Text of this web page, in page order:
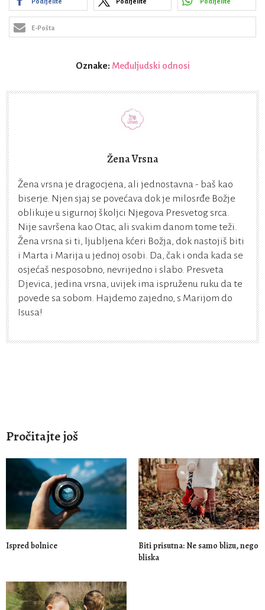
Podijelite Podijelite Podijelite
E-Pošta
Oznake: Međuljudski odnosi
Žena Vrsna
Žena vrsna je dragocjena, ali jednostavna - baš kao
biserje. Njen sjaj se povećava dok je milosrđe Božje
oblikuje u sigurnoj školjci Njegova Presvetog srca.
Nije savršena kao Otac, ali svakim danom tome teži.
Žena vrsna si ti, ljubljena kćeri Božja, dok nastojiš biti
i Marta i Marija u jednoj osobi. Da, čak i onda kada se
osjećaš nesposobno, nevrijedno i slabo. Presveta
Djevica, jedina vrsna, uvijek ima ispruženu ruku da te
povede sa sobom. Hajdemo zajedno, s Marijom do
Isusa!
Pročitajte još
Ispred bolnice
Biti prisutna: Ne samo blizu, nego
bliska